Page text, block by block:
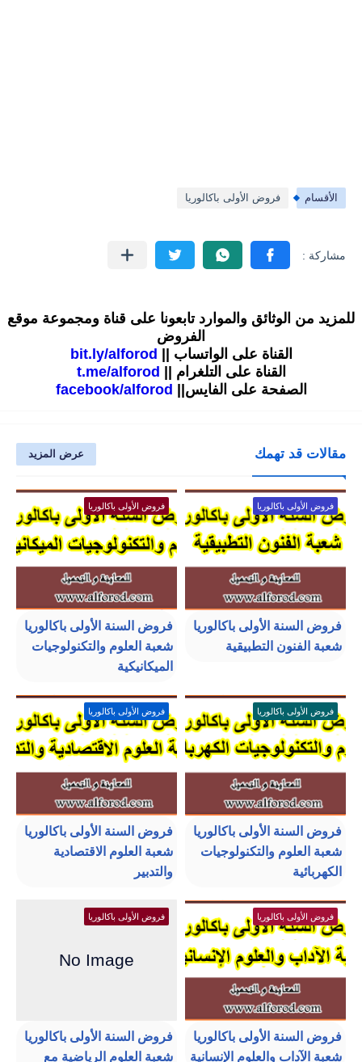
الأقسام فروض الأولى باكالوريا
للمزيد من الوثائق والموارد تابعونا على قناة ومجموعة موقع
الفروض
القناة على الواتساب ||
bit.ly/alforod
القناة على التلغرام ||
t.me/alforod
الصفحة على الفايس||
facebook/alforod
مقالات قد تهمك عرض المزيد
فروض الأولى باكالوريا
فروض السنة الأولى باكالوريا
شعبة الفنون التطبيقية
فروض الأولى باكالوريا
فروض السنة الأولى باكالوريا
شعبة العلوم والتكنولوجيات
الميكانيكية
فروض الأولى باكالوريا
فروض السنة الأولى باكالوريا
شعبة العلوم والتكنولوجيات
الكهربائية
فروض الأولى باكالوريا
فروض السنة الأولى باكالوريا
شعبة العلوم الاقتصادية
والتدبير
فروض الأولى باكالوريا
فروض السنة الأولى باكالوريا
شعبة الآداب والعلوم الإنسانية
فروض الأولى باكالوريا
فروض السنة الأولى باكالوريا
شعبة العلوم الرياضية مع